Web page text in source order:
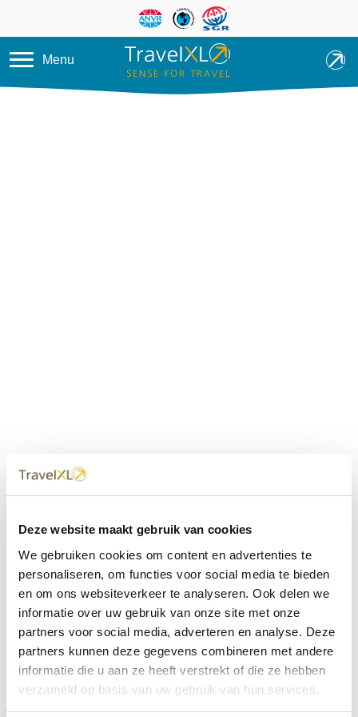
Deze website maakt gebruik van cookies
We gebruiken cookies om content en advertenties te
personaliseren, om functies voor social media te bieden
en om ons websiteverkeer te analyseren. Ook delen we
informatie over uw gebruik van onze site met onze
partners voor social media, adverteren en analyse. Deze
partners kunnen deze gegevens combineren met andere
informatie die u aan ze heeft verstrekt of die ze hebben
verzameld op basis van uw gebruik van hun services.
Overslaan en naar de inhoud
Menu
dichtbij
Met 60+ verkooppunten in Nederland en België staan wij
met onze XL Travelcenters, mobiele reisadviseurs van
TravelXL@Home en deze website altijd voor uw vakantie
klaar.
• Ontzorgen van A-Z • Onafhankelijk advies • Maatwerk •
Bespaar tijd en stress
TravelXLreisbureau's